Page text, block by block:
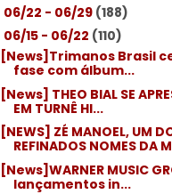
06/22 - 06/29 (188)
06/15 - 06/22 (110)
[News]Trimanos Brasil
fase com álbum...
[News] THEO BIAL SE
EM TURNÊ HI...
[NEWS] ZÉ MANOEL, UM
REFINADOS NOMES DA
[News]WARNER MUSIC
lançamentos in...